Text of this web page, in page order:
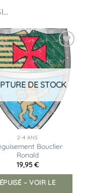
Ajouter
à la
liste
d’envies
DE STOCK
2-4 ANS
Bouclier
Ronald
19,95€
ÉPUISÉ – VOIR LE